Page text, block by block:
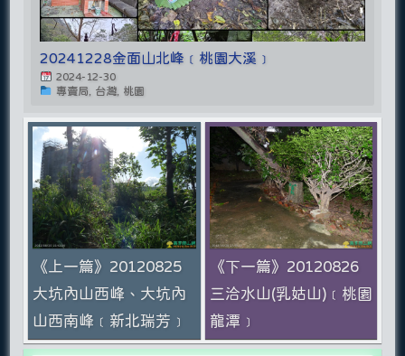
20241228金面山北峰﹝桃園大溪﹞
2024-12-30
專賣局, 台灣, 桃園
《上一篇》20120825
大坑內山西峰、大坑內
山西南峰﹝新北瑞芳﹞
《下一篇》20120826
三洽水山(乳姑山)﹝桃園
龍潭﹞